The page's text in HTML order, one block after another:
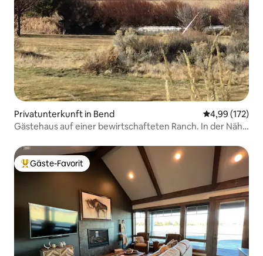
Privatunterkunft in Bend
4,99 (172)
Gästehaus auf einer bewirtschafteten Ranch. In der Nähe
Beliebter Gäste-Favorit.
Gäste-Favorit